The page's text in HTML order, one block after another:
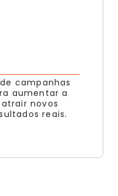
campanhas
aumentar a
novos
reais.